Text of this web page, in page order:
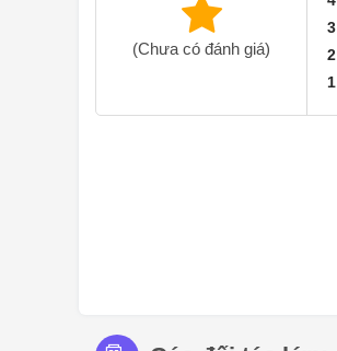
(Chưa có đánh giá)
3
2
1